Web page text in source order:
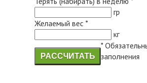
гр
Желаемый вес *
кг
РАССЧИТАТЬ
*
заполнения